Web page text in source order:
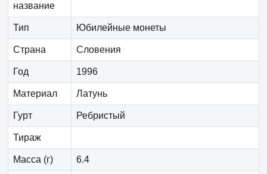
название
Тип Юбилейные монеты
Страна Словения
Год 1996
Материал Латунь
Гурт Ребристый
Тираж
Масса (г) 6.4